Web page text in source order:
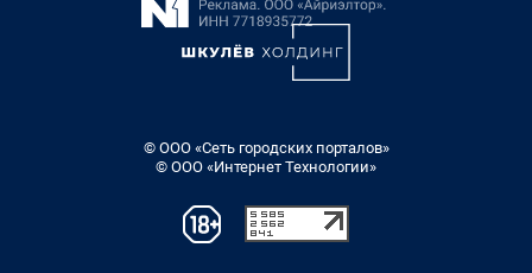
© ООО «Сеть городских порталов»
© ООО «Интернет Технологии»